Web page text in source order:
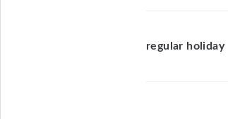
regular holiday